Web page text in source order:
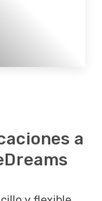
a